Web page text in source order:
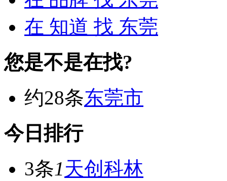
在 知道 找 东莞
您是不是在找?
约28条东莞市
今日排行
3条1天创科林